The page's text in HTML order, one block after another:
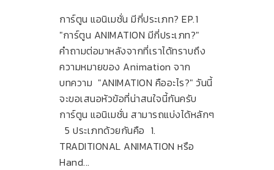
การ์ตูน แอนิเมชั่น มีกี่ประเภท? EP.1
"การ์ตูน ANIMATION มีกี่ประเภท?"
คำถามต่อมาหลังจากที่เราได้ทราบถึง
ความหมายของ Animation จาก
บทความ "ANIMATION คืออะไร?" วันนี้
จะขอเสนอหัวข้อที่น่าสนใจนี้กันครับ
การ์ตูน แอนิเมชั่น สามารถแบ่งได้หลักๆ
5 ประเภทด้วยกันคือ 1.
TRADITIONAL ANIMATION หรือ
Hand...